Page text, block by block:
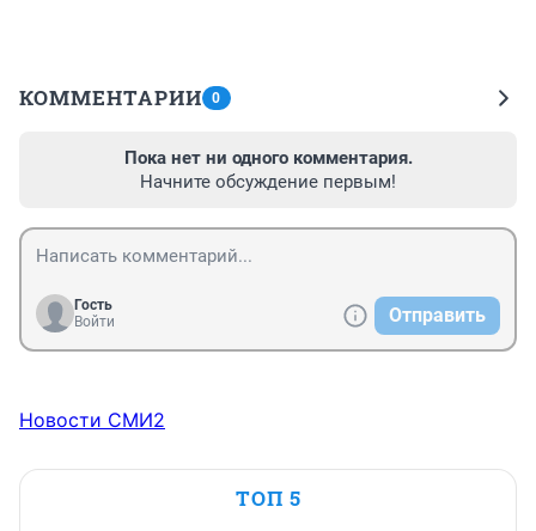
КОММЕНТАРИИ 0
Пока нет ни одного комментария.
Начните обсуждение первым!
Гость
Войти
Отправить
Новости СМИ2
ТОП 5